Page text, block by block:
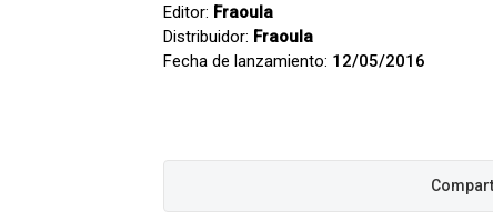
Editor: Fraoula
Distribuidor: Fraoula
Fecha de lanzamiento: 12/05/2016